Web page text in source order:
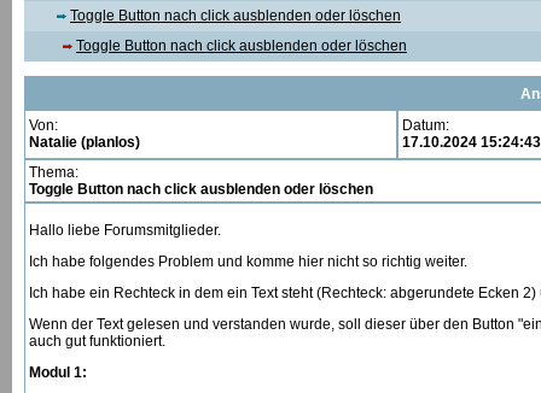
Toggle Button nach click ausblenden oder löschen
Toggle Button nach click ausblenden oder löschen
Von:
Natalie (planlos)
Datum:
17.10.2024 15:24:43
Thema:
Toggle Button nach click ausblenden oder löschen
Hallo liebe Forumsmitglieder.
Ich habe folgendes Problem und komme hier nicht so richtig weiter.
Ich habe ein Rechteck in dem ein Text steht (Rechteck: abgerundete Ecken
Wenn der Text gelesen und verstanden wurde, soll dieser über den Button
auch gut funktioniert.
Modul 1: